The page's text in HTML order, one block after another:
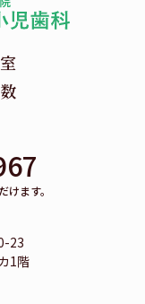
ます。
23
1階